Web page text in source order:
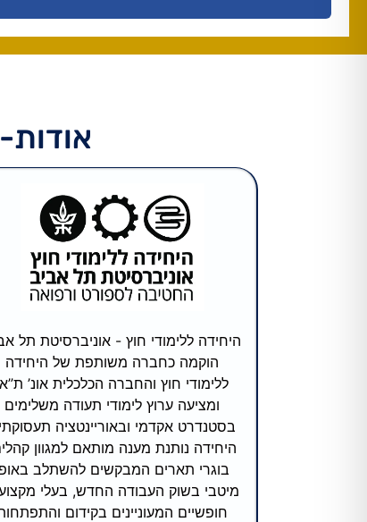
היחידה ללימודי חוץ - אוניברסיטת תל
הוקמה כחברה משותפת של היחידה
ללימודי חוץ והחברה הכלכלית אונ’
ומציעה ערוץ לימודי תעודה משלימים
בסטנדרט אקדמי ובאוריינטציה
היחידה נותנת מענה מותאם למגוון
בוגרי תארים המבקשים להשתלב
מיטבי בשוק העבודה החדש, בעלי
חופשיים המעוניינים בקידום